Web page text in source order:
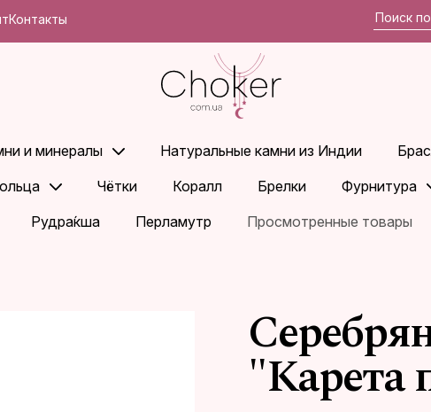
Контакты
и минералы Натуральные камни из Индии
Чётки Коралл Брелки Фурнитура
Рудра́кша
Перламутр Просмотренные товары
"Карета